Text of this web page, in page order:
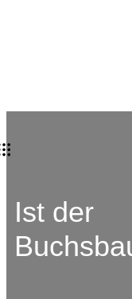
Ist der